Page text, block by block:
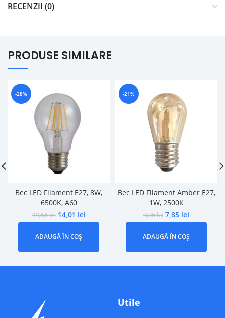
RECENZII (0)
PRODUSE SIMILARE
-28%
Bec LED Filament E27, 8W,
6500K, A60
19,56lei 14,01 lei
ADAUGĂ ÎN COȘ
-21%
Bec LED Filament Amber E27,
1W, 2500K
9,96lei 7,85 lei
ADAUGĂ ÎN COȘ
Utile